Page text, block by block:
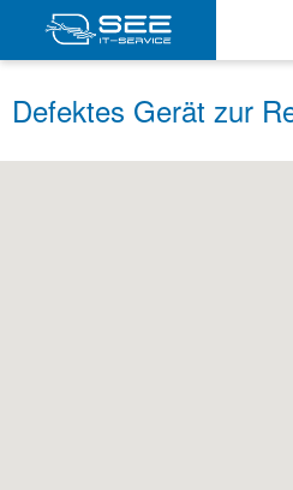
Defektes Gerät zur